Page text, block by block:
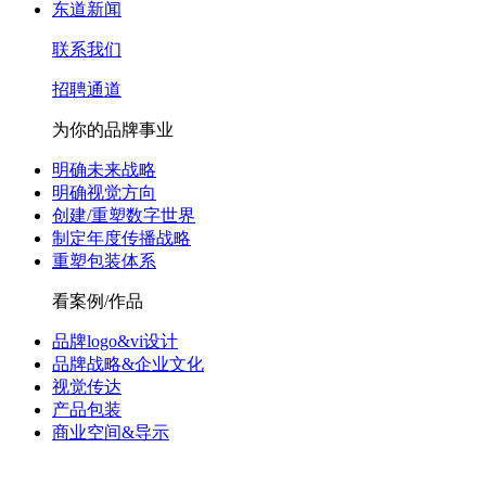
东道新闻
联系我们
招聘通道
为你的品牌事业
明确未来战略
明确视觉方向
创建/重塑数字世界
制定年度传播战略
重塑包装体系
看案例/作品
品牌logo&vi设计
品牌战略&企业文化
视觉传达
产品包装
商业空间&导示